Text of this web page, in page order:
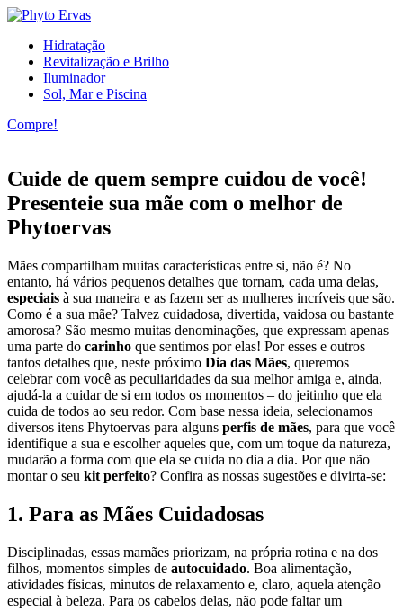
Hidratação
Revitalização e Brilho
Iluminador
Sol, Mar e Piscina
Compre!
Cuide de quem sempre cuidou de você!
Presenteie sua mãe com o melhor de
Phytoervas
Mães compartilham muitas características entre si, não é? No
entanto, há vários pequenos detalhes que tornam, cada uma delas,
especiais à sua maneira e as fazem ser as mulheres incríveis que são.
Como é a sua mãe? Talvez cuidadosa, divertida, vaidosa ou bastante
amorosa? São mesmo muitas denominações, que expressam apenas
uma parte do carinho que sentimos por elas! Por esses e outros
tantos detalhes que, neste próximo Dia das Mães, queremos
celebrar com você as peculiaridades da sua melhor amiga e, ainda,
ajudá-la a cuidar de si em todos os momentos – do jeitinho que ela
cuida de todos ao seu redor. Com base nessa ideia, selecionamos
diversos itens Phytoervas para alguns perfis de mães, para que você
identifique a sua e escolher aqueles que, com um toque da natureza,
mudarão a forma com que ela se cuida no dia a dia. Por que não
montar o seu kit perfeito? Confira as nossas sugestões e divirta-se:
1. Para as Mães Cuidadosas
Disciplinadas, essas mamães priorizam, na própria rotina e na dos
filhos, momentos simples de autocuidado. Boa alimentação,
atividades físicas, minutos de relaxamento e, claro, aquela atenção
especial à beleza. Para os cabelos delas, não pode faltar um